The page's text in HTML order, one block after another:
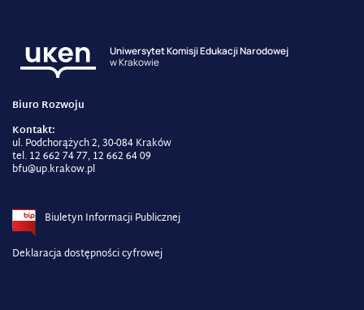
Uniwersytet Komisji Edukacji Narodowej
w Krakowie
Biuro Rozwoju
Kontakt:
ul. Podchorążych 2, 30-084 Kraków
tel. 12 662 74 77, 12 662 64 09
bfu@up.krakow.pl
Biuletyn Informacji Publicznej
Deklaracja dostępności cyfrowej